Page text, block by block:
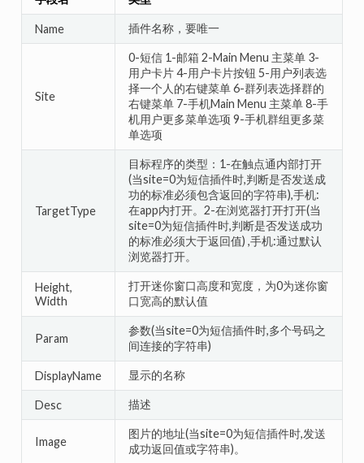
Name 插件名称，要唯一
Site
0-短信 1-邮箱 2-Main Menu 主菜单 3-
用户卡片 4-用户卡片按钮 5-用户列表选
择一个人的右键菜单 6-群列表选择群的
右键菜单 7-手机Main Menu 主菜单 8-手
机用户更多菜单选项 9-手机群组更多菜
单选项
TargetType
目标程序的类型：1-在触点通内部打开
(当site=0为短信插件时,判断是否发送成
功的标准必须包含返回的字符串),手机:
在app内打开。2-在浏览器打开打开(当
site=0为短信插件时,判断是否发送成功
的标准必须大于返回值) ,手机:通过默认
浏览器打开。
Height,
Width
打开迷你窗口高度和宽度，为0为迷你窗
口宽高的默认值
Param
参数(当site=0为短信插件时,多个号码之
间连接的字符串)
DisplayName 显示的名称
Desc 描述
Image
图片的地址(当site=0为短信插件时,发送
成功返回值或字符串)。